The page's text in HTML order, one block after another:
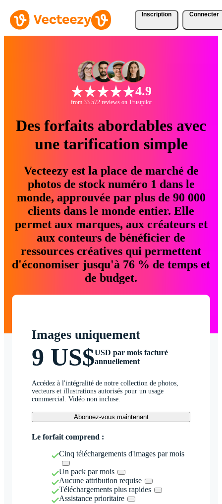
Inscription Connecter
4.9
from 33 572 reviews on Trustpilot
Des forfaits abordables avec
une tarification simple
Vecteezy est la place de marché de
photos de stock numéro 1 dans le
monde, approuvée par plus de 90 000
clients dans le monde entier. Elle
permet aux marques, aux créateurs et
aux conteurs de bénéficier de
ressources créatives qui permettent
d'économiser jusqu'à 76 % de temps et
de budget.
Images uniquement
9 US$USD par mois facturé
annuellement
Accédez à l'intégralité de notre collection de photos,
vecteurs et illustrations autorisés pour un usage
commercial. Vidéo non incluse.
Abonnez-vous maintenant
Le forfait comprend :
Cinq téléchargements d'images par mois
Un pack par mois
Aucune attribution requise
Téléchargements plus rapides
Assistance prioritaire